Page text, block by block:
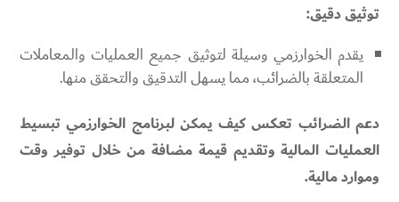
توثيق دقيق:
يقدم الخوارزمي وسيلة لتوثيق جميع العمليات والمعاملات
المتعلقة بالضرائب، مما يسهل التدقيق والتحقق منها.
دعم الضرائب تعكس كيف يمكن لبرنامج الخوارزمي تبسيط
العمليات المالية وتقديم قيمة مضافة من خلال توفير وقت
وموارد مالية.